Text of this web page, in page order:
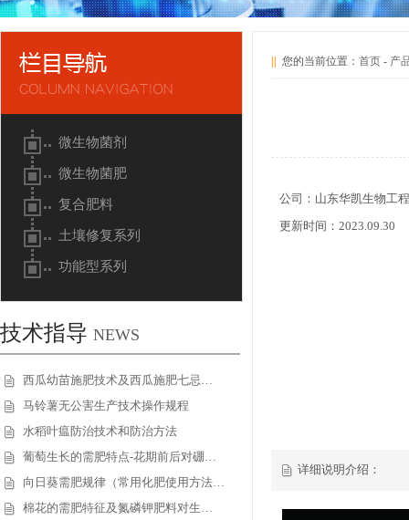
微生物菌剂
微生物菌肥
复合肥料
土壤修复系列
功能型系列
技术指导 NEWS
西瓜幼苗施肥技术及西瓜施肥七忌…
马铃薯无公害生产技术操作规程
水稻叶瘟防治技术和防治方法
葡萄生长的需肥特点-花期前后对硼…
向日葵需肥规律（常用化肥使用方法…
棉花的需肥特征及氮磷钾肥料对生…
您的当前位置： 首页 - 产
公司：山东华凯生物工
更新时间：2023.09.30
详细说明介绍：